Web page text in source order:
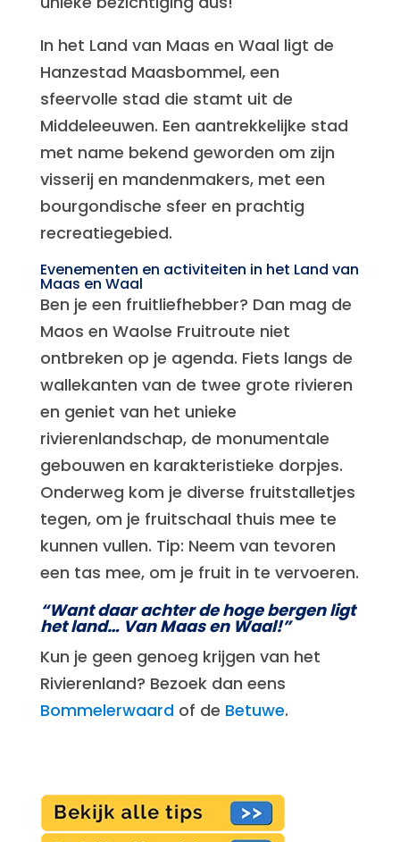
In het Land van Maas en Waal ligt de
Hanzestad Maasbommel, een
sfeervolle stad die stamt uit de
Middeleeuwen. Een aantrekkelijke stad
met name bekend geworden om zijn
visserij en mandenmakers, met een
bourgondische sfeer en prachtig
recreatiegebied.
Evenementen en activiteiten in het Land van
Maas en Waal
Ben je een fruitliefhebber? Dan mag de
Maos en Waolse Fruitroute niet
ontbreken op je agenda. Fiets langs de
wallekanten van de twee grote rivieren
en geniet van het unieke
rivierenlandschap, de monumentale
gebouwen en karakteristieke dorpjes.
Onderweg kom je diverse fruitstalletjes
tegen, om je fruitschaal thuis mee te
kunnen vullen. Tip: Neem van tevoren
een tas mee, om je fruit in te vervoeren.
“Want daar achter de hoge bergen ligt
het land… Van Maas en Waal!”
Kun je geen genoeg krijgen van het
Rivierenland? Bezoek dan eens
Bommelerwaardof de Betuwe.